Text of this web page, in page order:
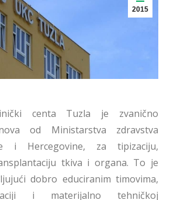
2015
centa Tuzla je zvanično
od Ministarstva zdravstva
i Hercegovine, za tipizaciju,
tkiva i organa. To je
dobro educiranim timovima,
i materijalno tehničkoj